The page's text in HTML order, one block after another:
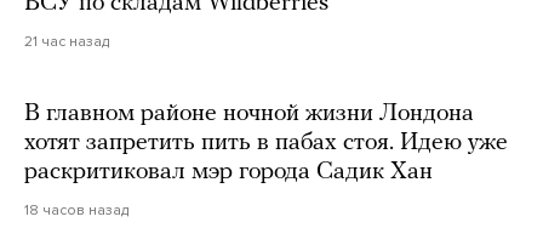
21 час назад
В главном районе ночной жизни Лондона
хотят запретить пить в пабах стоя. Идею уже
раскритиковал мэр города Садик Хан
18 часов назад